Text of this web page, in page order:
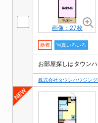
画像：27枚
新着 写真いろいろ
お部屋探しはタウン
株式会社タウンハウジン